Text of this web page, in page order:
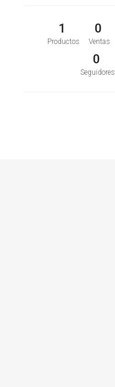
1
Productos
0
Ventas
0
Seguidores